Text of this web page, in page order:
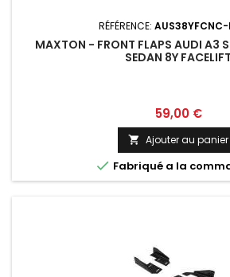
RÉFÉRENCE: AUS38YFCNC-
MAXTON - FRONT FLAPS AUDI A3
SEDAN 8Y FACELIFT
Prix
59,00 €
 Ajouter au panier
 Fabriqué a la